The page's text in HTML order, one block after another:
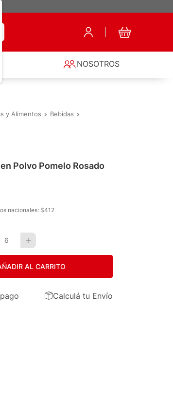
NOSOTROS
y Alimentos Bebidas
Polvo Pomelo Rosado
nacionales: $412
6
AL CARRITO
Calculá tu Envío